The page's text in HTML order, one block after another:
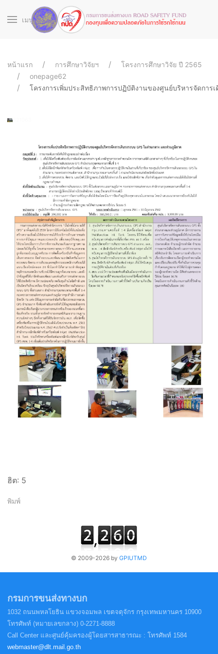
เมนู
หน้าแรก การศึกษาวิจัยฯ
โครงการศึกษาวิจัย ปี 2565
onepage62
โครงการเพิ่มประสิทธิภาพการปฏิบัติงานของศูนย์บริหารจัดกา
ฮิต: 5
พิมพ์
© 2009-2026 by GPIUTMD
กรมการขนส่งทางบก
1032 ถนนพหลโยธิน แขวงจอมพล เขตจตุจักร กรุงเทพมหานคร 10900
โทรศัพท์ (หมายเลขกลาง) 0-2271-8888
Call Center และศูนย์คุ้มครองผู้โดยสารสาธารณะ : โทรศัพท์ 1584
webmaster@dlt.mail.go.th